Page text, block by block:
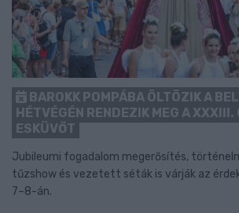
BAROKK POMPÁBA ÖLTÖZIK A
HÉTVÉGÉN RENDEZIK MEG A XXXIII.
ESKÜVŐT
Jubileumi fogadalom megerősítés,
tűzshow és vezetett séták is várják az
7–8-án.